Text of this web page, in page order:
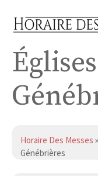
Horaire Des Messes »
Génébrières